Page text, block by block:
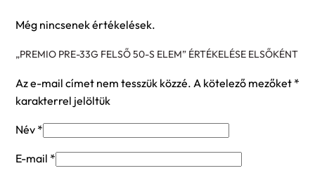
Még nincsenek értékelések.
„PREMIO PRE-33G FELSŐ 50-S ELEM” ÉRTÉKELÉSE ELSŐKÉNT
Az e-mail címet nem tesszük közzé. A kötelező mezőket *
karakterrel jelöltük
Név *
E-mail *